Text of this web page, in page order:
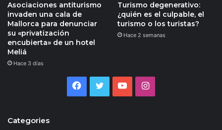
Asociaciones antiturismo
invaden una cala de
Mallorca para denunciar
su «privatización
encubierta» de un hotel
Meliá
Hace 3 días
Turismo degenerativo:
¿quién es el culpable, el
turismo o los turistas?
Hace 2 semanas
Facebook
TwitterYouTubeInstagram
Categories